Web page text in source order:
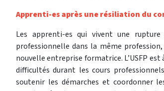
Apprenti-es après une résiliation du
Les apprenti-es qui vivent une
professionnelle dans la même
nouvelle entreprise formatrice. L’USFP
difficultés durant les cours
soutenir les démarches et coordonner